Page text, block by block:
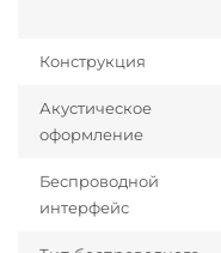
Конструкция
Акустическое
оформление
Беспроводной
интерфейс